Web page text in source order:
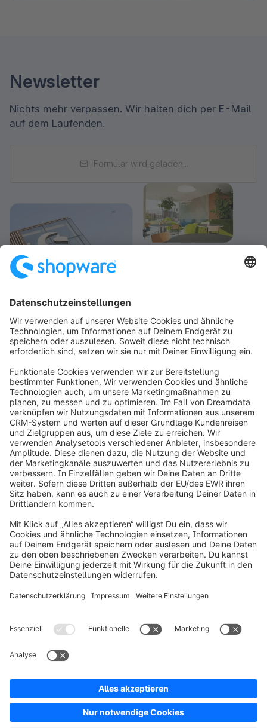
Newsletter
Nichts mehr verpassen. Wir halten dich per E-Mail
auf dem Laufenden.
Formular wird geladen...
info@shopware.com
Produkt
Lösungen
Partner
Entwickler
Ressourcen